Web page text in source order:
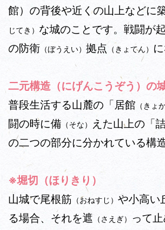
館）の背後や近くの山上などに
じてき） な城のことです。戦闘が
の防衛 （ぼうえい） 拠点 （きょてん）
二元構造（にげんこうぞう）の
普段生活する山麓の「居館 （きょ
闘の時に備 （そな） えた山上の「
の二つの部分に分かれている構
※堀切（ほりきり）
山城で尾根筋 （おねすじ） や小高い
る場合、それを遮 （さえぎ）
って